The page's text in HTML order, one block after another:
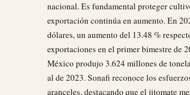
nacional. Es fundamental proteger
exportación continúa en aumento. En
dólares, un aumento del 13.48 %
exportaciones en el primer bimestre de
México produjo 3.624 millones de
al de 2023. Sonafi reconoce los
aranceles, destacando que el jitomate